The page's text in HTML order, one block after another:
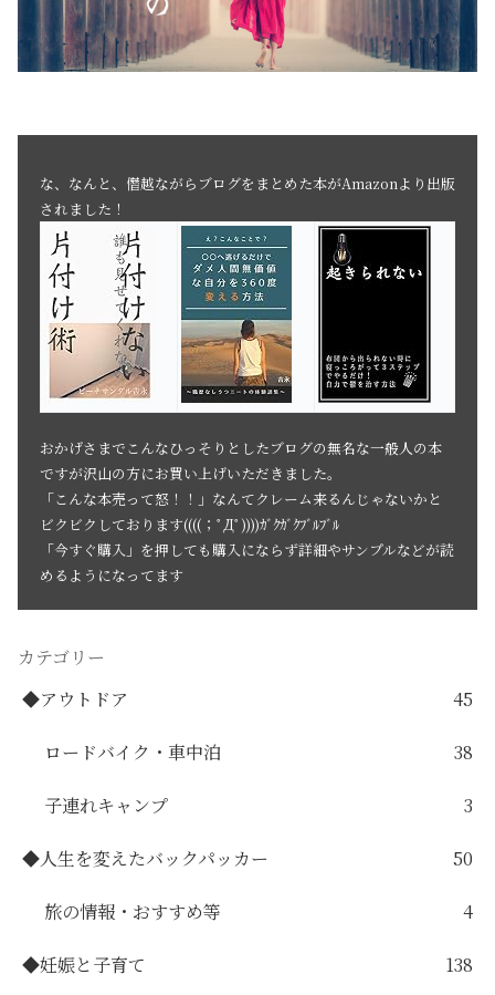
な、なんと、僭越ながらブログをまとめた本がAmazonより出版
されました！
おかげさまでこんなひっそりとしたブログの無名な一般人の本
ですが沢山の方にお買い上げいただきました。
「こんな本売って怒！！」なんてクレーム来るんじゃないかと
ビクビクしております((((；ﾟДﾟ))))ｶﾞｸｶﾞｸﾌﾞﾙﾌﾞﾙ
「今すぐ購入」を押しても購入にならず詳細やサンプルなどが読
めるようになってます
カテゴリー
◆アウトドア
45
ロードバイク・車中泊 38
子連れキャンプ 3
◆人生を変えたバックパッカー 50
旅の情報・おすすめ等 4
◆妊娠と子育て 138